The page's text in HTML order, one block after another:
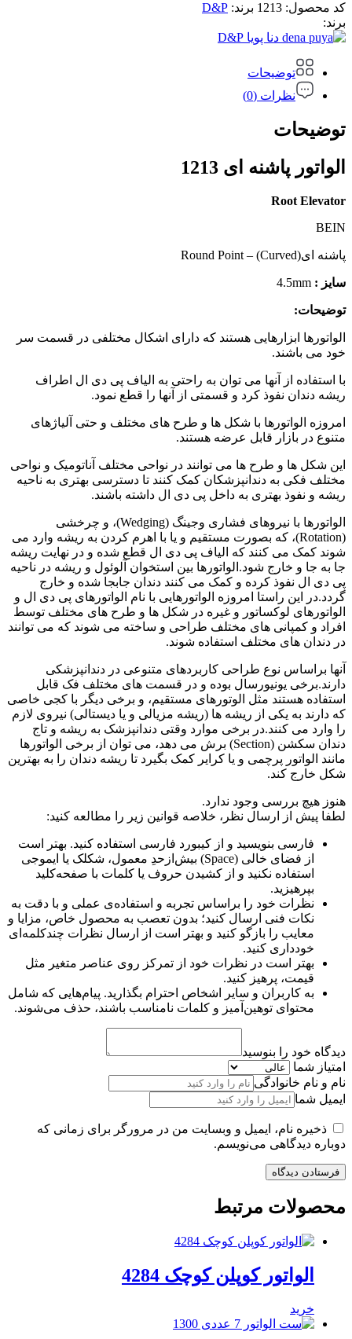
کد محصول: 1213 برند: D&P
برند:
D&P
توضیحات
نظرات (0)
توضیحات
الواتور پاشنه ای 1213
Root Elevator
BEIN
پاشنه ای(Round Point – (Curved
سایز :
توضیحات:
الواتورها ابزارهایی هستند که دارای اشکال مختلفی در قسمت سر
خود می باشند.
با استفاده از آنها می توان به راحتی به الیاف پی دی ال اطراف
ریشه دندان نفوذ کرد و قسمتی از آنها را قطع نمود.
امروزه الواتورها با شکل ها و طرح های مختلف و حتی آلیاژهای
متنوع در بازار قابل عرضه هستند.
این شکل ها و طرح ها می توانند در نواحی مختلف آناتومیک و نواحی
مختلف فکی به دندانپزشکان کمک کنند تا دسترسی بهتری به ناحیه
ریشه و نفوذ بهتری به داخل پی دی ال داشته باشند.
الواتورها با نیروهای فشاری وجینگ (Wedging)، و چرخشی
(Rotation)، که بصورت مستقیم و یا با اهرم کردن به ریشه وارد می
شوند کمک می کنند که الیاف پی دی ال قطع شده و در نهایت ریشه
جا به جا و خارج شود.الواتورها بین استخوان آلوئول و ریشه در ناحیه
پی دی ال نفوذ کرده و کمک می کنند دندان جابجا شده و خارج
گردد.در این راستا امروزه الواتورهایی با نام الواتورهای پی دی ال و
الواتورهای لوکساتور و غیره در شکل ها و طرح های مختلف توسط
افراد و کمپانی های مختلف طراحی و ساخته می شوند که می توانند
در دندان های مختلف استفاده شوند.
آنها براساس نوع طراحی کاربردهای متنوعی در دندانپزشکی
دارند.برخی یونیورسال بوده و در قسمت های مختلف فک قابل
استفاده هستند مثل الوتورهای مستقیم، و برخی دیگر با کجی خاصی
که دارند به یکی از ریشه ها (ریشه مزیالی و یا دیستالی) نیروی لازم
را وارد می کنند.در برخی موارد وقتی دندانپزشک به ریشه و تاج
دندان سکشن (Section) برش می دهد، می توان از برخی الواتورها
مانند الواتور پرچمی و یا کرایر کمک بگیرد تا ریشه دندان را به بهترین
شکل خارج کند.
هنوز هیچ بررسی وجود ندارد.
لطفا پیش از ارسال نظر، خلاصه قوانین زیر را مطالعه کنید:
فارسی بنویسید و از کیبورد فارسی استفاده کنید. بهتر است
از فضای خالی (Space) بیش‌از‌حدِ معمول، شکلک یا ایموجی
استفاده نکنید و از کشیدن حروف یا کلمات با صفحه‌کلید
بپرهیزید.
نظرات خود را براساس تجربه و استفاده‌ی عملی و با دقت به
نکات فنی ارسال کنید؛ بدون تعصب به محصول خاص، مزایا و
معایب را بازگو کنید و بهتر است از ارسال نظرات چندکلمه‌‌ای
خودداری کنید.
بهتر است در نظرات خود از تمرکز روی عناصر متغیر مثل
قیمت، پرهیز کنید.
به کاربران و سایر اشخاص احترام بگذارید. پیام‌هایی که شامل
محتوای توهین‌آمیز و کلمات نامناسب باشند، حذف می‌شوند.
دیدگاه خود را بنوسید
امتیاز شما
نام و نام خانوادگی
ایمیل شما
ذخیره نام، ایمیل و وبسایت من در مرورگر برای زمانی که
دوباره دیدگاهی می‌نویسم.
محصولات مرتبط
الواتور کوپلن کوچک 4284
خرید